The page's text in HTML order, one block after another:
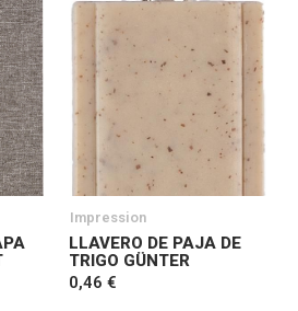
Impression
LLAVERO DE PAJA DE
TRIGO GÜNTER
0,46 €